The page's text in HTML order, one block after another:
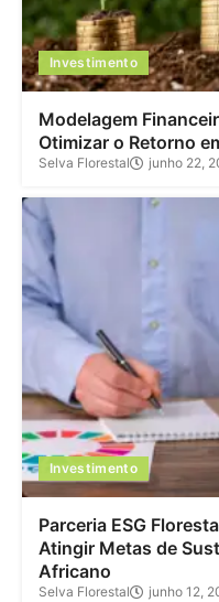
Investimento
Modelagem
Otimizar o Retorno
Selva Florestal junho 22,
Investimento
Parceria ESG
Atingir Metas de
Africano
Selva Florestal junho 12,